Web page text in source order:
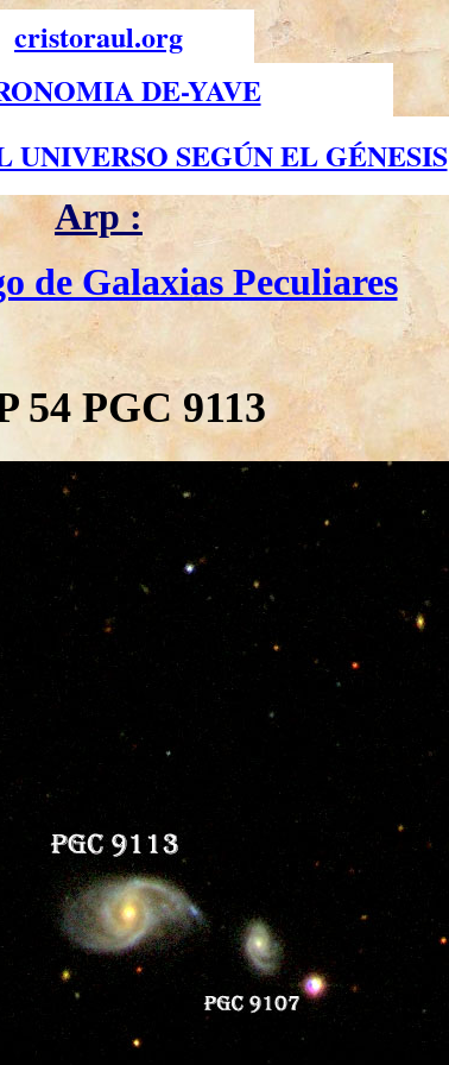
cristoraul.org
DE-YAVE
UNIVERSO SEGÚN EL GÉNESIS
Arp :
de Galaxias Peculiares
54 PGC 9113